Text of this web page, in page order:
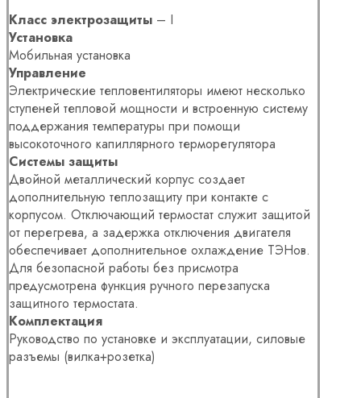
Класс электрозащиты – I
Установка
Мобильная установка
Управление
Электрические тепловентиляторы имеют несколько
ступеней тепловой мощности и встроенную систему
поддержания температуры при помощи
высокоточного капиллярного терморегулятора
Системы защиты
Двойной металлический корпус создает
дополнительную теплозащиту при контакте с
корпусом. Отключающий термостат служит защитой
от перегрева, а задержка отключения двигателя
обеспечивает дополнительное охлаждение ТЭНов.
Для безопасной работы без присмотра
предусмотрена функция ручного перезапуска
защитного термостата.
Комплектация
Руководство по установке и эксплуатации, силовые
разъемы (вилка+розетка)